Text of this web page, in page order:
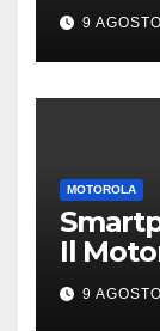
via
9
MOTOROLA
Il
su
giusto
9